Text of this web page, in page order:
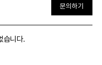
문의하기
습니다.